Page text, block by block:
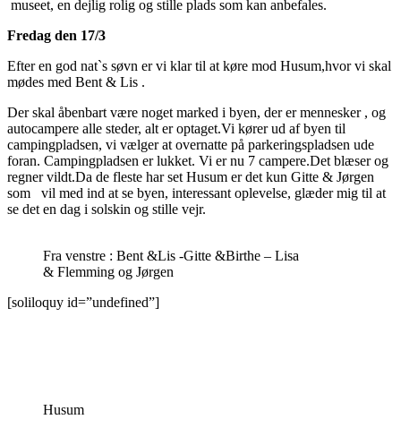
museet, en dejlig rolig og stille plads som kan anbefales.
Fredag den 17/3
Efter en god nat`s søvn er vi klar til at køre mod Husum,hvor vi skal
mødes med Bent & Lis .
Der skal åbenbart være noget marked i byen, der er mennesker , og
autocampere alle steder, alt er optaget.Vi kører ud af byen til
campingpladsen, vi vælger at overnatte på parkeringspladsen ude
foran. Campingpladsen er lukket. Vi er nu 7 campere.Det blæser og
regner vildt.Da de fleste har set Husum er det kun Gitte & Jørgen
som vil med ind at se byen, interessant oplevelse, glæder mig til at
se det en dag i solskin og stille vejr.
Fra venstre : Bent &Lis -Gitte &Birthe – Lisa
& Flemming og Jørgen
[soliloquy id=”undefined”]
Husum